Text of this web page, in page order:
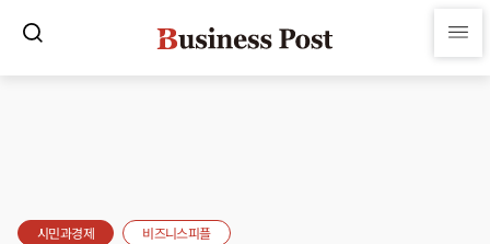
시민과경제 비즈니스피플